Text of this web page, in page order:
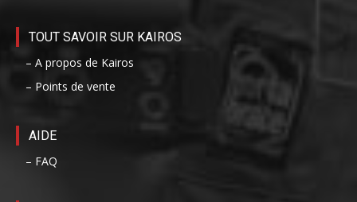
TOUT SAVOIR SUR KAIROS
– A propos de Kairos
– Points de vente
AIDE
– FAQ